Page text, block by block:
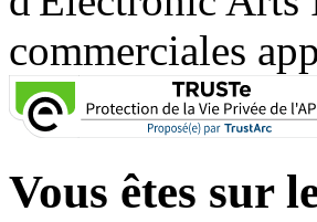
commerciales
Vous êtes sur